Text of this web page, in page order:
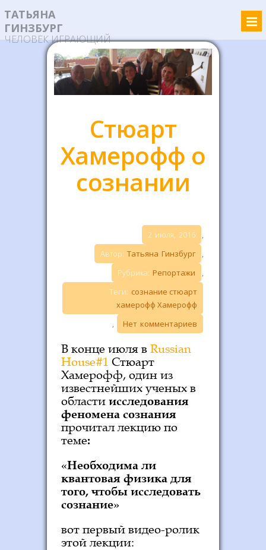
ТАТЬЯНА
ГИНЗБУРГ
ЧЕЛОВЕК ИГРАЮЩИЙ
Стюарт
Хамерофф о
сознании
2 июля, 2016
Автор: Татьяна Гинзбург
Рубрика: Репортажи
Теги: сознание стюарт
хамерофф Хамерофф
Нет комментариев
В конце июля в Russian
House#1 Стюарт
Хамерофф, один из
известнейших ученых в
области исследования
феномена сознания
прочитал лекцию по
теме:
«Необходима ли
квантовая физика для
того, чтобы исследовать
сознание»
вот первый видео-ролик
этой лекции: